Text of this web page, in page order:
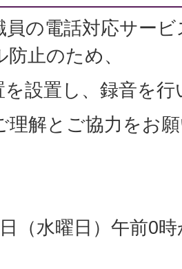
員の電話対応サー
防止のため、
を設置し、録音を行
理解とご協力をお
（水曜日）午前0